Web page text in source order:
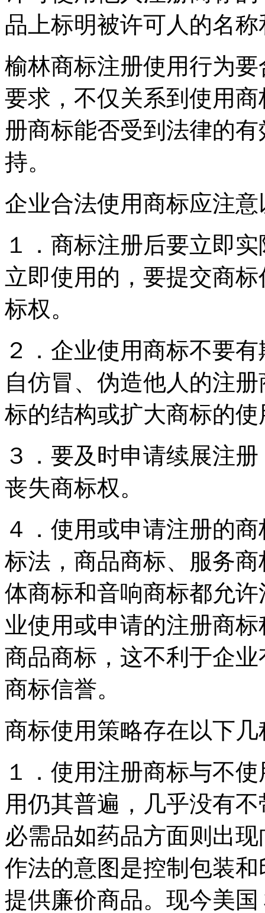
品上标明被许可人的名
榆林商标注册使用行为
要求，不仅关系到使用
册商标能否受到法律的
持。
企业合法使用商标应注
１．商标注册后要立即
立即使用的，要提交商
标权。
２．企业使用商标不要
自仿冒、伪造他人的注
标的结构或扩大商标的
３．要及时申请续展注
丧失商标权。
４．使用或申请注册的
标法，商品商标、服务
体商标和音响商标都允
业使用或申请的注册商
商品商标，这不利于企
商标信誉。
商标使用策略存在以下
１．使用注册商标与不
用仍其普遍，几乎没有
必需品如药品方面则出
作法的意图是控制包装
提供廉价商品。现今美